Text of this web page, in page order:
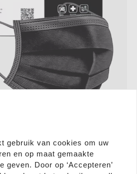
gebruik van cookies om uw
en op maat gemaakte
geven. Door op ‘Accepteren’